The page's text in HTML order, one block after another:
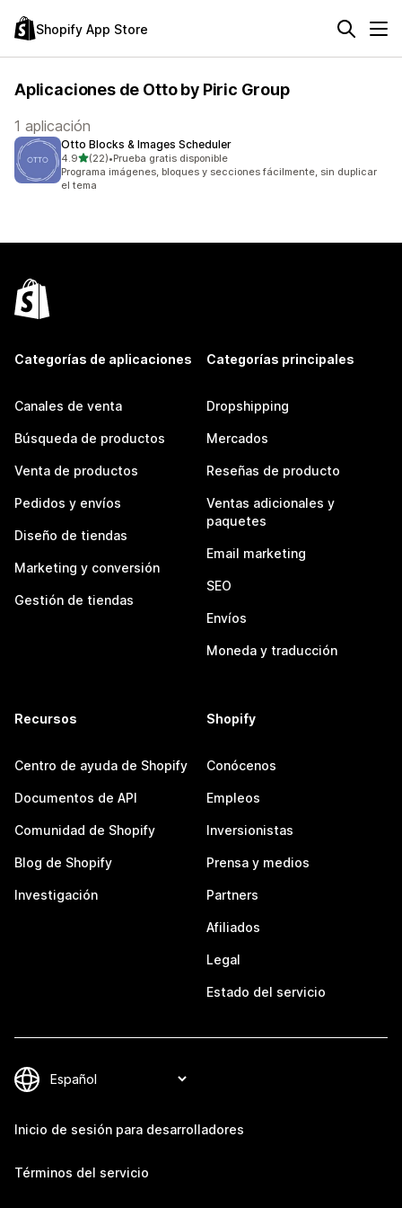
Shopify App Store
Aplicaciones de Otto by Piric Group
1 aplicación
Otto Blocks & Images Scheduler
4.9de 5 estrellas
(22)
22 reseñas en total
•Prueba gratis disponible
Programa imágenes, bloques y secciones fácilmente, sin duplicar
el tema
Categorías de aplicaciones
Canales de venta
Búsqueda de productos
Venta de productos
Pedidos y envíos
Diseño de tiendas
Marketing y conversión
Gestión de tiendas
Categorías principales
Dropshipping
Mercados
Reseñas de producto
Ventas adicionales y
paquetes
Email marketing
SEO
Envíos
Moneda y traducción
Recursos
Centro de ayuda de Shopify
Documentos de API
Comunidad de Shopify
Blog de Shopify
Investigación
Shopify
Conócenos
Empleos
Inversionistas
Prensa y medios
Partners
Afiliados
Legal
Estado del servicio
Inicio de sesión para desarrolladores
Términos del servicio